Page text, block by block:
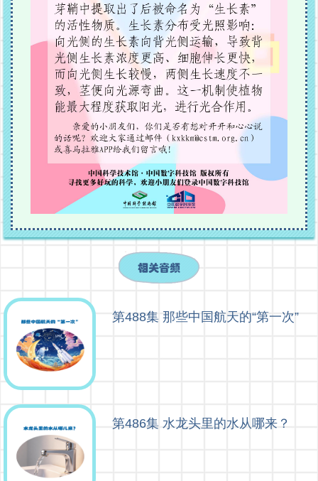
第488集 那些中国航天的“第一次”
第486集 水龙头里的水从哪来？